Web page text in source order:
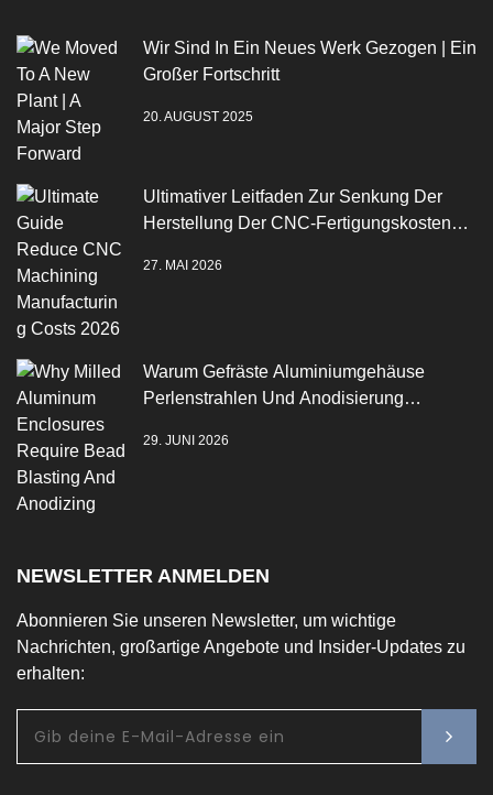
Wir Sind In Ein Neues Werk Gezogen | Ein
Großer Fortschritt
20. AUGUST 2025
Ultimativer Leitfaden Zur Senkung Der
Herstellung Der CNC-Fertigungskosten
27. MAI 2026
Warum Gefräste Aluminiumgehäuse
Perlenstrahlen Und Anodisierung
29. JUNI 2026
NEWSLETTER ANMELDEN
Abonnieren Sie unseren Newsletter, um wichtige
Nachrichten, großartige Angebote und Insider-Updates zu
erhalten: